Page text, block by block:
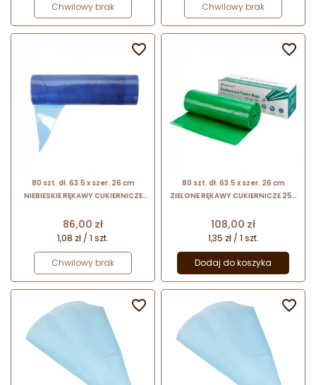
Chwilowy brak Chwilowy brak
80 szt. dł. 63.5 x szer. 26 cm
NIEBIESKIE RĘKAWY CUKIERNICZE
do szprycowania - grubość 72 μm
Cena
86,00 zł
1,08 zł / 1 szt.
Chwilowy brak

80 szt. dł. 63.5 x szer. 26 cm
ZIELONE RĘKAWY CUKIERNICZE 25''
szprycowania - grubość 72 μm
Cena
108,00 zł
1,35 zł / 1 szt.
Dodaj do koszyka

 